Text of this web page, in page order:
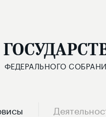
ФЕДЕРАЛЬНОГО